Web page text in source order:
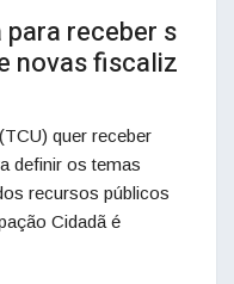
receber s
novas fiscaliz
quer receber
definir os temas
recursos públicos
Cidadã é